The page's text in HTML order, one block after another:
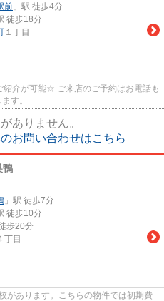
前 」駅 徒歩4分
徒歩18分
１丁目
介が可能☆ ご来店のご予約はお電話も
す。
ありません。
お問い合わせはこちら
鴨
」駅 徒歩7分
徒歩10分
歩20分
丁目
があります。こちらの物件では初期費